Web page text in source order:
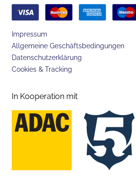
Impressum
Allgemeine Geschäftsbedingungen
Datenschutzerklärung
Cookies & Tracking
In Kooperation mit